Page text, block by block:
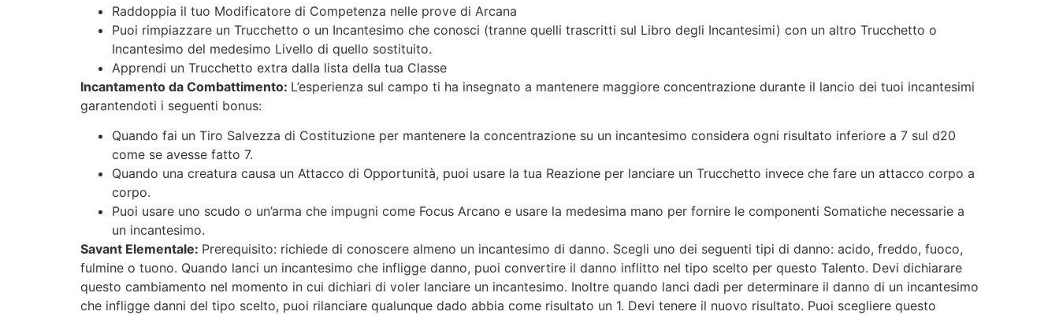
Raddoppia il tuo Modificatore di Competenza nelle prove di Arcana
Puoi rimpiazzare un Trucchetto o un Incantesimo che conosci (tranne quelli trascritti sul Libro degli Incantesimi) con un altro Trucchetto o
Incantesimo del medesimo Livello di quello sostituito.
Apprendi un Trucchetto extra dalla lista della tua Classe
Incantamento da Combattimento: L’esperienza sul campo ti ha insegnato a mantenere maggiore concentrazione durante il lancio dei tuoi incantesimi
garantendoti i seguenti bonus:
Quando fai un Tiro Salvezza di Costituzione per mantenere la concentrazione su un incantesimo considera ogni risultato inferiore a 7 sul d20
come se avesse fatto 7.
Quando una creatura causa un Attacco di Opportunità, puoi usare la tua Reazione per lanciare un Trucchetto invece che fare un attacco corpo a
corpo.
Puoi usare uno scudo o un’arma che impugni come Focus Arcano e usare la medesima mano per fornire le componenti Somatiche necessarie a
un incantesimo.
Savant Elementale: Prerequisito: richiede di conoscere almeno un incantesimo di danno. Scegli uno dei seguenti tipi di danno: acido, freddo, fuoco,
fulmine o tuono. Quando lanci un incantesimo che infligge danno, puoi convertire il danno inflitto nel tipo scelto per questo Talento. Devi dichiarare
questo cambiamento nel momento in cui dichiari di voler lanciare un incantesimo. Inoltre quando lanci dadi per determinare il danno di un incantesimo
che infligge danni del tipo scelto, puoi rilanciare qualunque dado abbia come risultato un 1. Devi tenere il nuovo risultato. Puoi scegliere questo